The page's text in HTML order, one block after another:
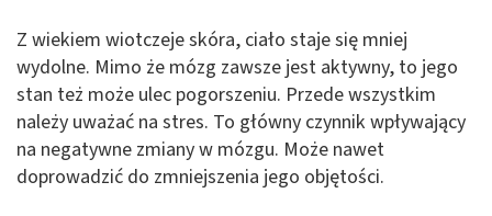
Z wiekiem wiotczeje skóra, ciało staje się mniej
wydolne. Mimo że mózg zawsze jest aktywny, to jego
stan też może ulec pogorszeniu. Przede wszystkim
należy uważać na stres. To główny czynnik wpływający
na negatywne zmiany w mózgu. Może nawet
doprowadzić do zmniejszenia jego objętości.